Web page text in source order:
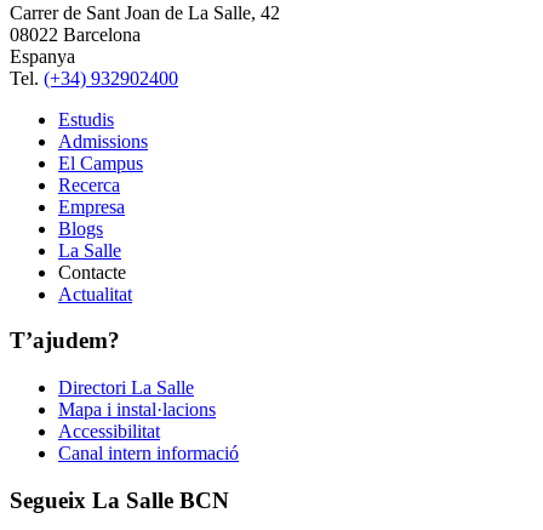
Carrer de Sant Joan de La Salle, 42
08022 Barcelona
Espanya
Tel. (+34) 932902400
Estudis
Admissions
El Campus
Recerca
Empresa
Blogs
La Salle
Contacte
Actualitat
T’ajudem?
Directori La Salle
Mapa i instal·lacions
Accessibilitat
Canal intern informació
Segueix La Salle BCN